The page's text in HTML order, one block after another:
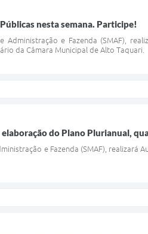
nesta semana. Participe!
e Fazenda (SMAF),
da Câmara Municipal de Alto Taquari.
do Plano Plurianual,
e Fazenda (SMAF), realizará